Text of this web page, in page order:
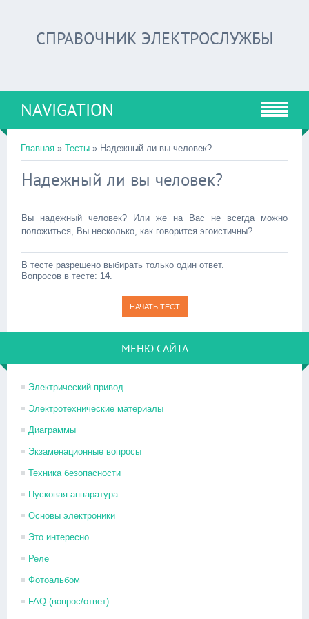
СПРАВОЧНИК ЭЛЕКТРОСЛУЖБЫ
NAVIGATION
Главная » Тесты » Надежный ли вы человек?
Надежный ли вы человек?
Вы надежный человек? Или же на Вас не всегда можно
положиться, Вы несколько, как говорится эгоистичны?
В тесте разрешено выбирать только один ответ.
Вопросов в тесте: 14.
МЕНЮ САЙТА
Электрический привод
Электротехнические материалы
Диаграммы
Экзаменационные вопросы
Техника безопасности
Пусковая аппаратура
Основы электроники
Это интересно
Реле
Фотоальбом
FAQ (вопрос/ответ)